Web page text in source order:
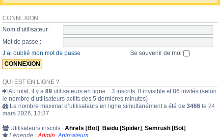
CONNEXION
Nom d’utilisateur :
Mot de passe :
J’ai oublié mon mot de passe
Se souvenir de moi
QUI EST EN LIGNE ?
Au total, il y a 89 utilisateurs en ligne :: 3 inscrits, 0 invisible et 86 invités (selon
le nombre d’utilisateurs actifs des 5 dernières minutes)
Le nombre maximal d’utilisateurs en ligne simultanément a été de 3466 le 24
mars 2026, 13:37
Utilisateurs inscrits : Ahrefs [Bot] , Baidu [Spider] , Semrush [Bot]
Légende : Admin Animateurs